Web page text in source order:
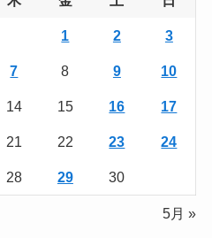
1 2 3
7 8 9 10
14 15 16 17
21 22 23 24
28 29 30
5月 »